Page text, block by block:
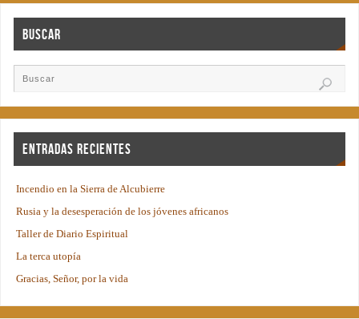
Buscar
Entradas recientes
Incendio en la Sierra de Alcubierre
Rusia y la desesperación de los jóvenes africanos
Taller de Diario Espiritual
La terca utopía
Gracias, Señor, por la vida